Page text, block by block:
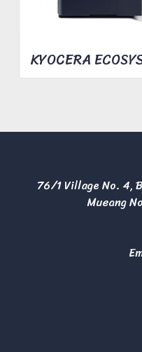
76/1 Village No. 4,
Mueang